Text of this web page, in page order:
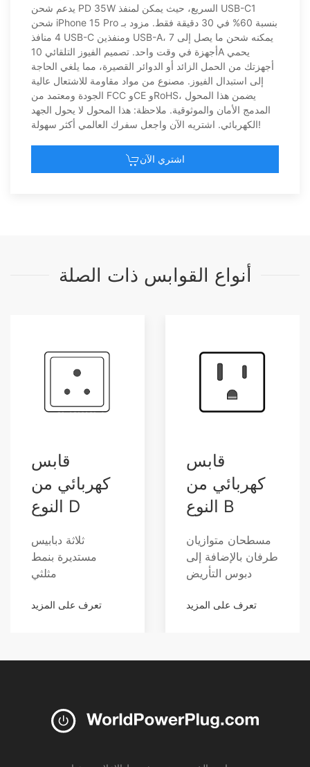
يدعم شحن PD 35W السريع، حيث يمكن لمنفذ USB-C1
شحن iPhone 15 Pro بنسبة 60% في 30 دقيقة فقط. مزود بـ
4 منافذ USB-C ومنفذين USB-A، يمكنه شحن ما يصل إلى 7
أجهزة في وقت واحد. تصميم الفيوز التلقائي 10A يحمي
أجهزتك من الحمل الزائد أو الدوائر القصيرة، مما يلغي الحاجة
إلى استبدال الفيوز. مصنوع من مواد مقاومة للاشتعال عالية
الجودة ومعتمد من FCC وCE وRoHS، يضمن هذا المحول
المدمج الأمان والموثوقية. ملاحظة: هذا المحول لا يحول الجهد
الكهربائي. اشتريه الآن واجعل سفرك العالمي أكثر سهولة!
اشتري الآن
أنواع القوابس ذات الصلة
قابس
كهربائي من
النوع D
ثلاثة دبابيس
مستديرة بنمط
مثلثي
تعرف على المزيد
قابس
كهربائي من
النوع B
مسطحان متوازيان
طرفان بالإضافة إلى
دبوس التأريض
تعرف على المزيد